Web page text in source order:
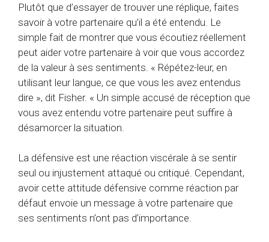
Plutôt que d’essayer de trouver une réplique, faites
savoir à votre partenaire qu’il a été entendu. Le
simple fait de montrer que vous écoutiez réellement
peut aider votre partenaire à voir que vous accordez
de la valeur à ses sentiments. « Répétez-leur, en
utilisant leur langue, ce que vous les avez entendus
dire », dit Fisher. « Un simple accusé de réception que
vous avez entendu votre partenaire peut suffire à
désamorcer la situation.
La défensive est une réaction viscérale à se sentir
seul ou injustement attaqué ou critiqué. Cependant,
avoir cette attitude défensive comme réaction par
défaut envoie un message à votre partenaire que
ses sentiments n’ont pas d’importance.